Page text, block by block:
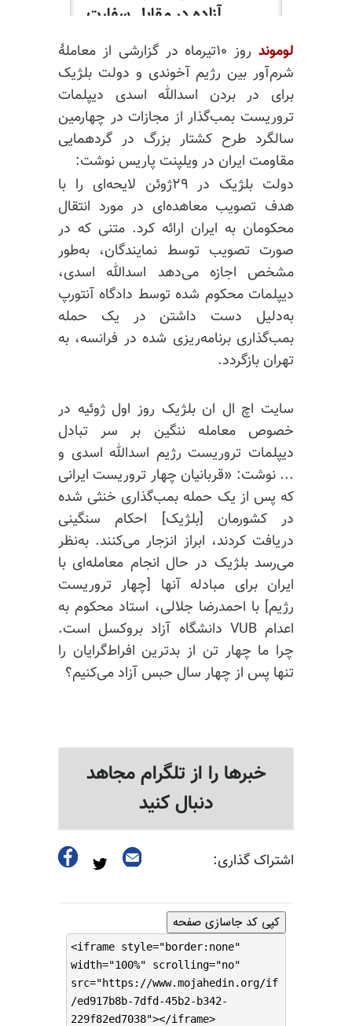
لوموند
روز ۱۰تیرماه در گزارشی از معاملهٔ
شرم‌آور بین رژیم آخوندی و دولت بلژیک
برای در بردن اسدالله اسدی دیپلمات
تروریست بمب‌گذار از مجازات در چهارمین
سالگرد طرح کشتار بزرگ در گردهمایی
مقاومت ایران در ویلپنت پاریس نوشت:
دولت بلژیک در ۲۹ژوئن لایحه‌ای را با
هدف تصویب معاهده‌ای در مورد انتقال
محکومان به ایران ارائه کرد. متنی که در
صورت تصویب توسط نمایندگان، به‌طور
مشخص اجازه می‌دهد اسدالله اسدی،
دیپلمات محکوم شده توسط دادگاه آنتورپ
به‌دلیل دست داشتن در یک حمله
بمب‌گذاری برنامه‌ریزی شده در فرانسه، به
تهران بازگردد.
سایت اچ ال ان بلژیک روز اول ژوئیه در
خصوص معامله ننگین بر سر تبادل
دیپلمات تروریست رژیم اسدالله اسدی و
... نوشت: «قربانیان چهار تروریست ایرانی
که پس از یک حمله بمب‌گذاری خنثی شده
در کشورمان [بلژیک] احکام سنگینی
دریافت کردند، ابراز انزجار می‌کنند. به‌نظر
می‌رسد بلژیک در حال انجام معامله‌ای با
ایران برای مبادله آنها [چهار تروریست
رژیم] با احمدرضا جلالی، استاد محکوم به
اعدام VUB دانشگاه آزاد بروکسل است.
چرا ما چهار تن از بدترین افراط‌گرایان را
تنها پس از چهار سال حبس آزاد می‌کنیم؟
خبرها را از تلگرام مجاهد
دنبال کنید
اشتراک گذاری:
کپی کد جاسازی صفحه
<iframe style="border:none"
width="100%" scrolling="no"
src="https://www.mojahedin.org/if
/ed917b8b-7dfd-45b2-b342-
229f82ed7038"></iframe>